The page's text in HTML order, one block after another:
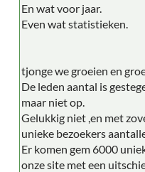
En wat voor jaar.
Even wat statistieken.
tjonge we groeien en
De leden aantal is
maar niet op.
Gelukkig niet ,en met
unieke bezoekers
Er komen gem 6000
onze site met een